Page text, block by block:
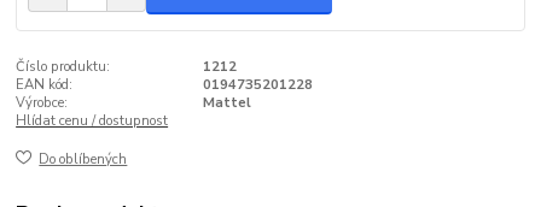
Číslo produktu:
1212
EAN kód:
0194735201228
Výrobce:
Mattel
Hlídat cenu / dostupnost
Do oblíbených